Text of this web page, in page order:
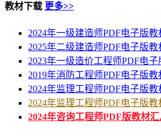
2020年一级建造师《建设工程经济》PDF版
2026年一级建造师《公路工程管理与实务
2026年版监理工程师《建设工程进度控制
2026年版监理工程师《建设工程投资控制
2026年版监理工程师《建设工程监理案例
2026年版监理工程师《建设工程质量控制
2026年版监理工程师《建设工程合同管理》
2026年版监理工程师《建设工程监理基本
2026年一级建造师《建设工程施工管理》
教材下载 更多>>
2024年一级建造师PDF电子版
2025年二级建造师PDF电子版
2023年一级造价工程师PDF电
2019年消防工程师PDF电子版
2024年监理工程师PDF电子版教
2024年监理工程师PDF电子版教
2024年咨询工程师PDF版教材